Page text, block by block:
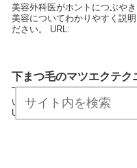
美容外科医がホントにつぶや
美容についてわかりやすく説
ださい。 URL:
下まつ毛のマツエクテク
下まつ毛のマツエクテクニッ
いてわかりやすく説明してい
URL: